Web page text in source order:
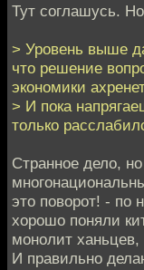
Тут соглашусь.
> Уровень выше
что решение
экономики
> И пока
только
Странное дело,
это поворот! - по
хорошо поняли
монолит
И правильно